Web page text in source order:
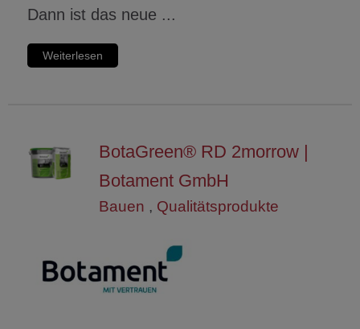
Dann ist das neue ...
Weiterlesen
BotaGreen® RD 2morrow |
Botament GmbH
Bauen , Qualitätsprodukte